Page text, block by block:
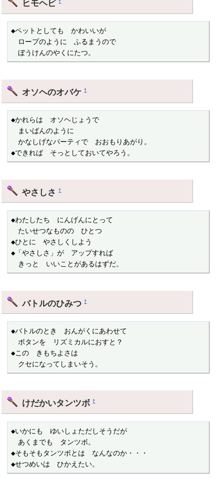
ヒモヘビ
◆ペットとしても　かわいいが
ロープのように　ふるまうので
ぼうけんのやくにたつ。
オソヘのオバケ†
◆かれらは　オソヘじょうで
まいばんのように
かなしげなパーティで　おおもりあがり。
◆できれば　そっとしておいてやろう。
やさしさ†
◆わたしたち　にんげんにとって
たいせつなものの　ひとつ
◆ひとに　やさしくしよう
◆「やさしさ」が　アップすれば
きっと　いいことがあるはずだ。
バトルのひみつ†
◆バトルのとき　おんがくにあわせて
ボタンを　リズミカルにおすと？
◆この　きもちよさは
クセになってしまいそう。
けだかいタンツボ†
◆いかにも　ゆいしょただしそうだが
あくまでも　タンツボ。
◆そもそもタンツボとは　なんなのか・・・
◆せつめいは　ひかえたい。